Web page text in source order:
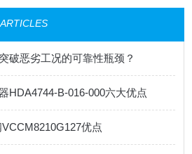
破恶劣工况的可靠性瓶颈？
HDA4744-B-016-000六大优点
优点